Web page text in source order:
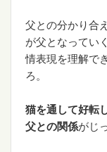
父との分かり合
が父となってい
情表現を理解で
ろ。
猫を通して好転
父との関係がじ